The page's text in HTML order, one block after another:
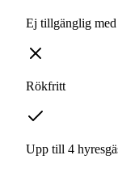
Ej tillgänglig
Rökfritt
Upp till 4